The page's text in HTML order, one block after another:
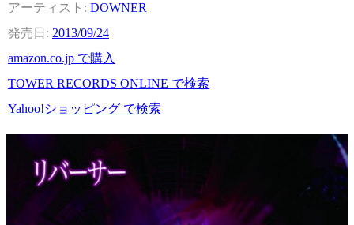
DOWNER
2013/09/24
amazon.co.jp で購入
TOWER RECORDS ONLINE で検索
Yahoo!ショッピング で検索